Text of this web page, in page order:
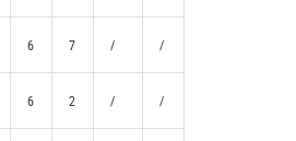
6 7 / /
6 2 / /